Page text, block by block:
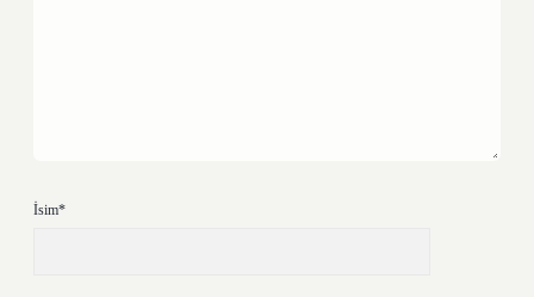
İsim*